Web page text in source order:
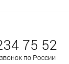
75 52
по России